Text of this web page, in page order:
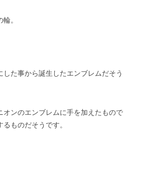
。
した事から誕生したエンブレムだそう
オンのエンブレムに手を加えたもので
ものだそうです。